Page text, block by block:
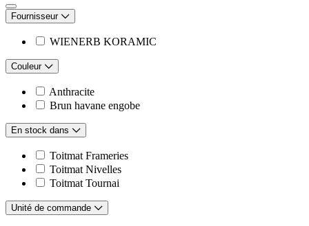
Fournisseur
WIENERB KORAMIC
Couleur
Anthracite
Brun havane engobe
En stock dans
Toitmat Frameries
Toitmat Nivelles
Toitmat Tournai
Unité de commande